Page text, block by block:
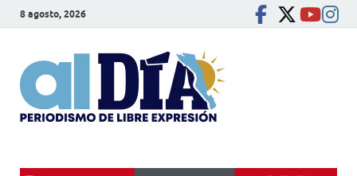
8 agosto, 2026